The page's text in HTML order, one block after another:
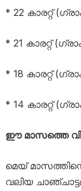
* 22 കാരറ്റ്
* 21 കാരറ്റ്
* 18 കാരറ്റ്
* 14 കാരറ്റ്
ഈ മാസത്തെ
മെയ്
വലിയ